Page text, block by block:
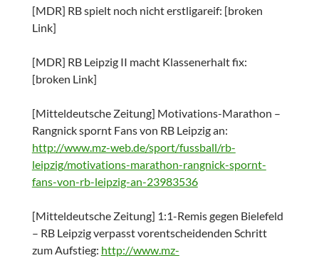
[MDR] RB spielt noch nicht erstligareif: [broken
Link]
[MDR] RB Leipzig II macht Klassenerhalt fix:
[broken Link]
[Mitteldeutsche Zeitung] Motivations-Marathon –
Rangnick spornt Fans von RB Leipzig an:
http://www.mz-web.de/sport/fussball/rb-
leipzig/motivations-marathon-rangnick-spornt-
fans-von-rb-leipzig-an-23983536
[Mitteldeutsche Zeitung] 1:1-Remis gegen Bielefeld
– RB Leipzig verpasst vorentscheidenden Schritt
zum Aufstieg: http://www.mz-